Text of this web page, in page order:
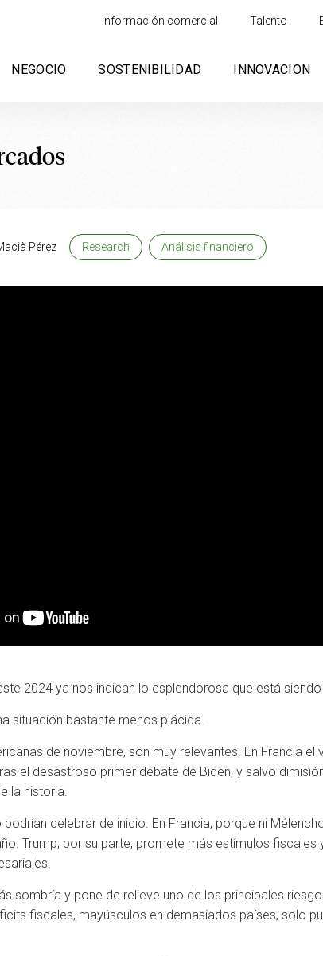
Información comercial Talento
NEGOCIO SOSTENIBILIDAD INNOVACION
Pérez Research Análisis financiero
2024 ya nos indican lo esplendorosa que está
situación bastante menos plácida.
de noviembre, son muy relevantes. En Francia
el desastroso primer debate de Biden, y salvo
la historia.
celebrar de inicio. En Francia, porque ni
Trump, por su parte, promete más estímulos
sombría y pone de relieve uno de los principales
fiscales, mayúsculos en demasiados países, solo